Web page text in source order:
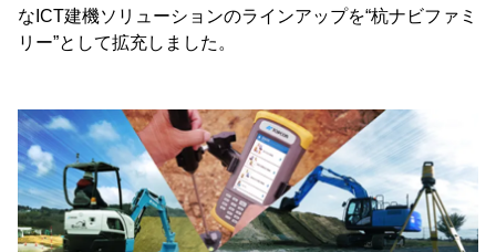
なICT建機ソリューションのラインアップを“杭ナビファミ
リー”として拡充しました。